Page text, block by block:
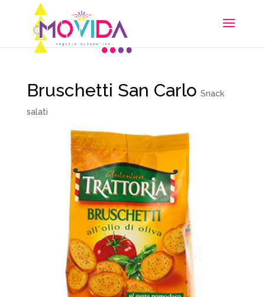
Bruschetti San Carlo Snack
salati